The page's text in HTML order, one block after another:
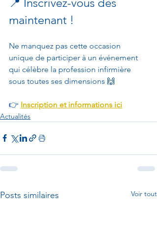
maintenant !
Ne manquez pas cette occasion
unique de participer à un événement
qui célèbre la profession infirmière
sous toutes ses dimensions 🙌
👉 Inscription et informations ici
Actualités
Posts similaires Voir tout